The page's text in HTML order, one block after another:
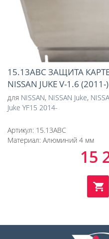
15.13ABC ЗАЩИТА
NISSAN JUKE V-1.6
для NISSAN, NISSAN Juke,
Juke YF15 2014-
Артикул: 15.13ABC
Материал: Алюминий 4 мм
15